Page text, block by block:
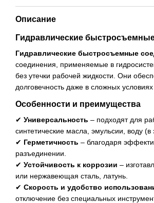
Описание
Гидравлические
Гидравлические быстросъемные
соединения, применяемые в
без утечки рабочей жидкости. Они
долговечность даже в сложных условиях
Особенности и преимущества
✔ Универсальность – подходят для
синтетические масла, эмульсии, воду (в
✔ Герметичность – благодаря
разъединении.
✔ Устойчивость к коррозии –
или нержавеющая сталь, латунь.
✔ Скорость и удобство
отключение без специальных